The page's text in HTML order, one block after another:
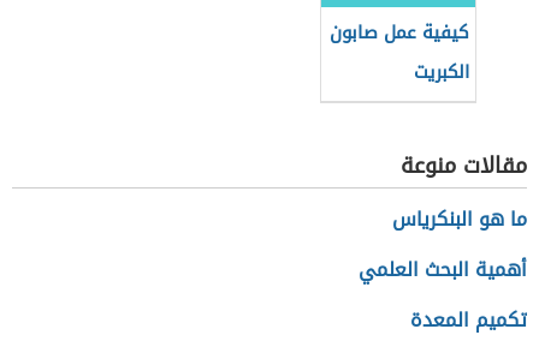
كيفية عمل صابون
الكبريت
مقالات منوعة
ما هو البنكرياس
أهمية البحث العلمي
تكميم المعدة